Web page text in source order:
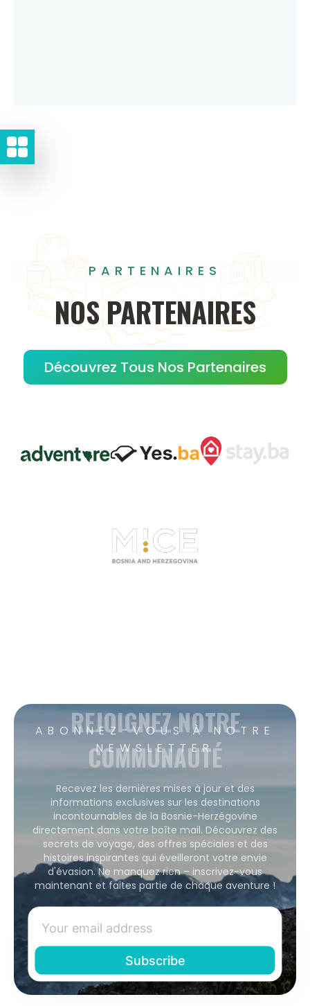
PARTENAIRES
NOS PARTENAIRES
Découvrez Tous Nos Partenaires
ABONNEZ-VOUS À NOTRE
NEWSLETTER
REJOIGNEZ NOTRE
COMMUNAUTÉ
Recevez les dernières mises à jour et des
informations exclusives sur les destinations
incontournables de la Bosnie-Herzégovine
directement dans votre boîte mail. Découvrez des
secrets de voyage, des offres spéciales et des
histoires inspirantes qui éveilleront votre envie
d'évasion. Ne manquez rien – inscrivez-vous
maintenant et faites partie de chaque aventure !